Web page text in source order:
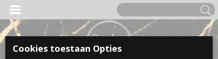
Cookies toestaan Opties